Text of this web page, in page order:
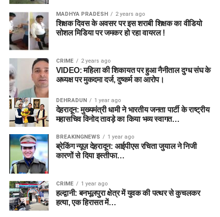
MADHYA PRADESH 2 years ago
शिक्षक दिवस के अवसर पर इस शराबी शिक्षक का वीडियो
सोशल मिडिया पर जमकर हो रहा वायरल !
CRIME 2 years ago
VIDEO: महिला की शिकायत पर हुआ नैनीताल दुग्ध संघ के
अध्यक्ष पर मुकदमा दर्ज, दुष्कर्म का आरोप।
DEHRADUN 1 year ago
देहरादून: मुख्यमंत्री धामी ने भारतीय जनता पार्टी के राष्ट्रीय
महासचिव विनोद तावड़े का किया भव्य स्वागत…
BREAKINGNEWS 1 year ago
ब्रेकिंग न्यूज़ देहरादून: आईपीएस रचिता जुयाल ने निजी
कारणों से दिया इस्तीफा…
CRIME 1 year ago
हल्द्वानी: बनभूलपुरा क्षेत्र में युवक की पत्थर से कुचलकर
हत्या, एक हिरासत में…